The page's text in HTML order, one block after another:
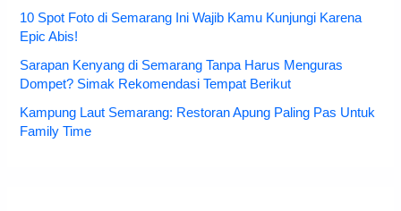
10 Spot Foto di Semarang Ini Wajib Kamu Kunjungi Karena
Epic Abis!
Sarapan Kenyang di Semarang Tanpa Harus Menguras
Dompet? Simak Rekomendasi Tempat Berikut
Kampung Laut Semarang: Restoran Apung Paling Pas Untuk
Family Time